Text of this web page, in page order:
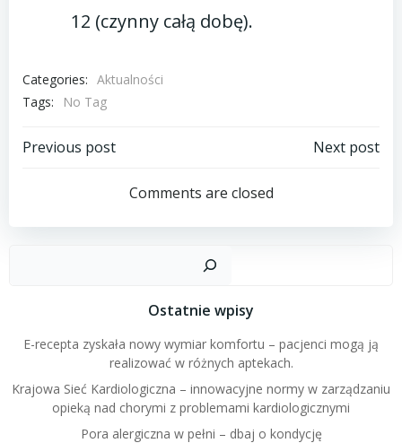
12 (czynny całą dobę).
Categories: Aktualności
Tags:
No Tag
Post
navigation
Previous post
navigation
Next post
Comments are closed
Ostatnie wpisy
E-recepta zyskała nowy wymiar komfortu – pacjenci mogą ją
realizować w różnych aptekach.
Krajowa Sieć Kardiologiczna – innowacyjne normy w zarządzaniu
opieką nad chorymi z problemami kardiologicznymi
Pora alergiczna w pełni – dbaj o kondycję